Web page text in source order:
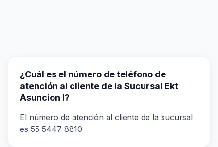
¿Cuál es el número de teléfono de
atención al cliente de la Sucursal Ekt
Asuncion I?
El número de atención al cliente de la sucursal
es 55 5447 8810